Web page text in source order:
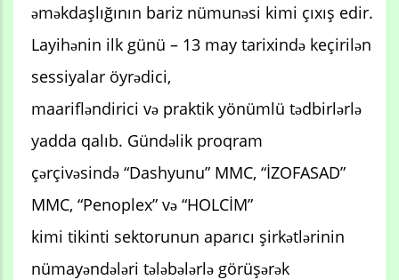
əməkdaşlığının bariz nümunəsi kimi çıxış edir.
Layihənin ilk günü – 13 may tarixində keçirilən
sessiyalar öyrədici,
maarifləndirici və praktik yönümlü tədbirlərlə
yadda qalıb. Gündəlik proqram
çərçivəsində “Dashyunu” MMC, “İZOFASAD”
MMC, “Penoplex” və “HOLCİM”
kimi tikinti sektorunun aparıcı şirkətlərinin
nümayəndələri tələbələrlə görüşərək